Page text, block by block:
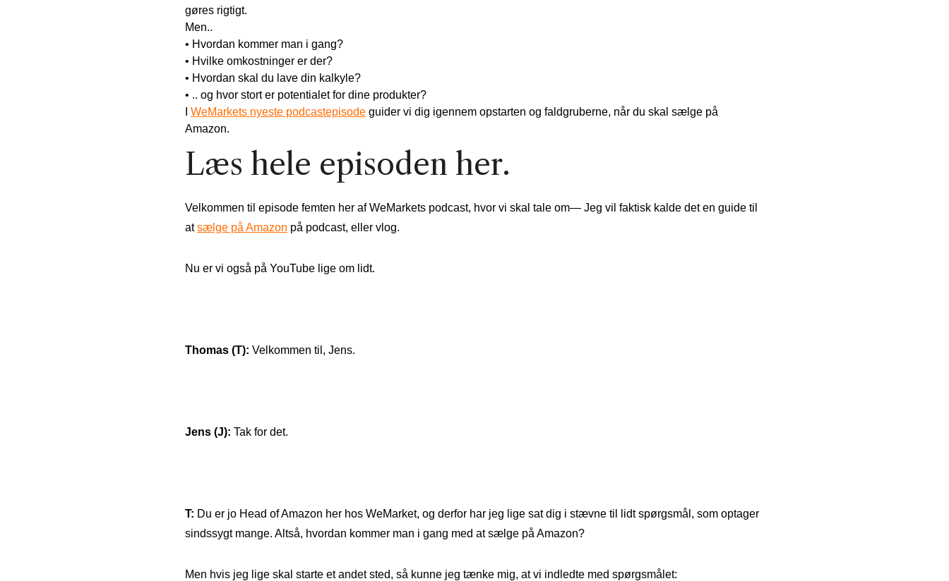
gøres rigtigt.
Men..
• Hvordan kommer man i gang?
• Hvilke omkostninger er der?
• Hvordan skal du lave din kalkyle?
• .. og hvor stort er potentialet for dine produkter?
WeMarkets nyeste podcastepisode guider vi dig igennem opstarten og faldgruberne, når du skal sælge på
Amazon.
Læs hele episoden her.
Velkommen til episode femten her af WeMarkets podcast, hvor vi skal tale om— Jeg vil faktisk kalde det en guide til
atsælge på Amazon på podcast, eller vlog.
Nu er vi også på YouTube lige om lidt.
Thomas (T): Velkommen til, Jens.
Jens (J): Tak for det.
T: Du er jo Head of Amazon her hos WeMarket, og derfor har jeg lige sat dig i stævne til lidt spørgsmål, som optager
sindssygt mange. Altså, hvordan kommer man i gang med at sælge på Amazon?
Men hvis jeg lige skal starte et andet sted, så kunne jeg tænke mig, at vi indledte med spørgsmålet: